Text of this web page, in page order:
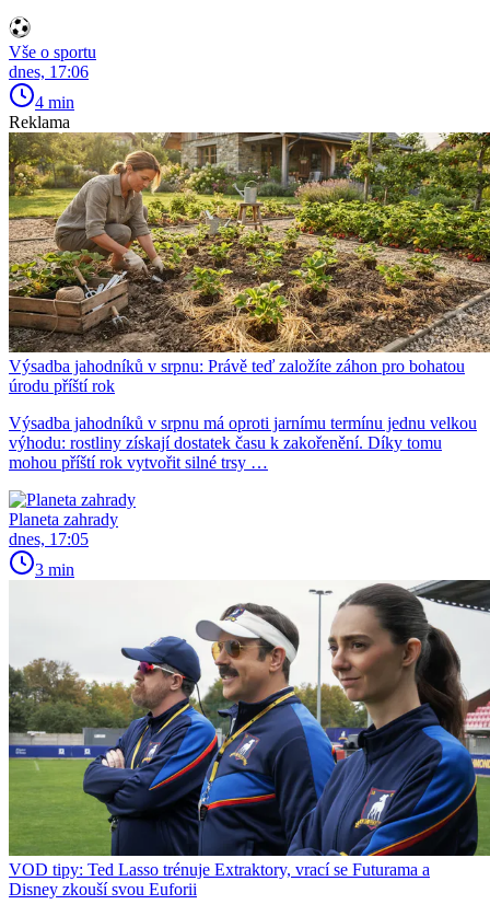
Vše o sportu
dnes, 17:06
4 min
Reklama
Výsadba jahodníků v srpnu: Právě teď založíte záhon pro bohatou
úrodu příští rok
Výsadba jahodníků v srpnu má oproti jarnímu termínu jednu velkou
výhodu: rostliny získají dostatek času k zakořenění. Díky tomu
mohou příští rok vytvořit silné trsy …
Planeta zahrady
dnes, 17:05
3 min
VOD tipy: Ted Lasso trénuje Extraktory, vrací se Futurama a
Disney zkouší svou Euforii